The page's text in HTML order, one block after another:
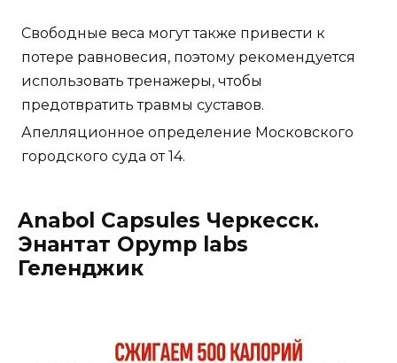
Свободные веса могут также привести к
потере равновесия, поэтому рекомендуется
использовать тренажеры, чтобы
предотвратить травмы суставов.
Апелляционное определение Московского
городского суда от 14.
Anabol Capsules Черкесск.
Энантат Opymp labs
Геленджик